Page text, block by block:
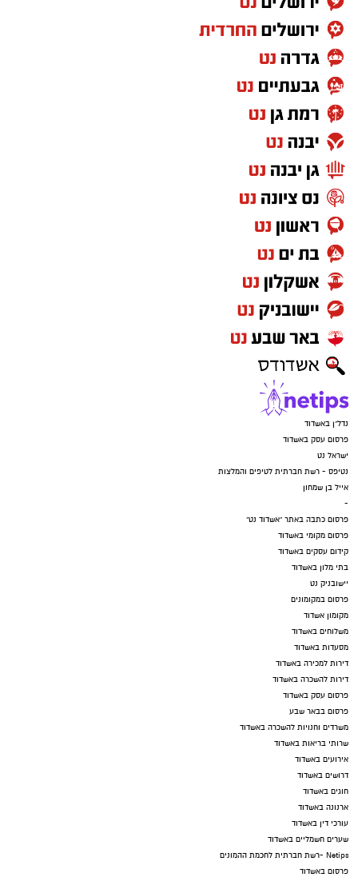
נדל"ן באשדוד
פרסום עסק באשדוד
ישראל נט
נטיפס - רשת חברתית לטיפים והמלצות
אייל בן שמחון
-
פרסום כתבה באתר "אשדוד נט"
פרסום מקומי באשדוד
קידום עסקים באשדוד
בתי מלון באשדוד
יישובניק נט
פרסום במקומונים
מקומון אשדוד
משלוחים באשדוד
מסעדות באשדוד
דירות למכירה באשדוד
דירות להשכרה באשדוד
פרסום עסק באשדוד
פרסום בבאר שבע
משרדים וחנויות להשכרה באשדוד
שרותי בריאות באשדוד
אירועים באשדוד
דרושים באשדוד
חוגים באשדוד
ארנונה באשדוד
עורכי דין באשדוד
שערים חשמליים באשדוד
Netips -רשת חברתית לחכמת ההמונים
פרסום באשדוד